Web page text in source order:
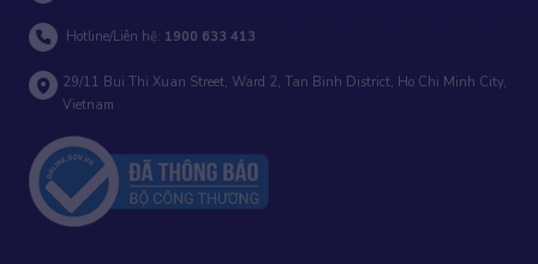
Hotline/Liên hệ: 1900 633 413
29/11 Bui Thi Xuan Street, Ward 2, Tan Binh District, Ho Chi Minh City,
Vietnam